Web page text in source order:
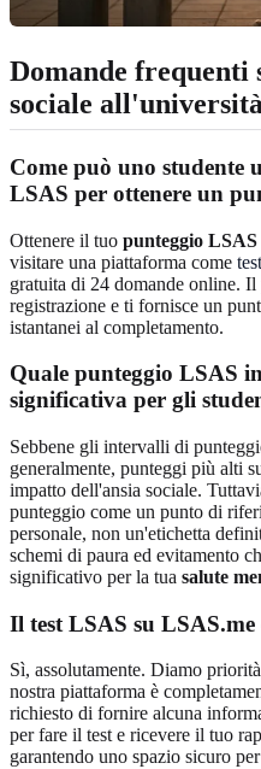
Domande frequenti
sociale all'università
Come può uno studente
LSAS per ottenere un
Ottenere il tuo punteggio LSAS
visitare una piattaforma come
gratuita di 24 domande online.
registrazione e ti fornisce un
istantanei al completamento.
Quale punteggio LSAS
significativa per gli
Sebbene gli intervalli di
generalmente, punteggi più alti
impatto dell'ansia sociale.
punteggio come un punto di
personale, non un'etichetta
schemi di paura ed evitamento
significativo per la tua salute
Il test LSAS su
Sì, assolutamente. Diamo
nostra piattaforma è
richiesto di fornire alcuna
per fare il test e ricevere il tuo
garantendo uno spazio sicuro